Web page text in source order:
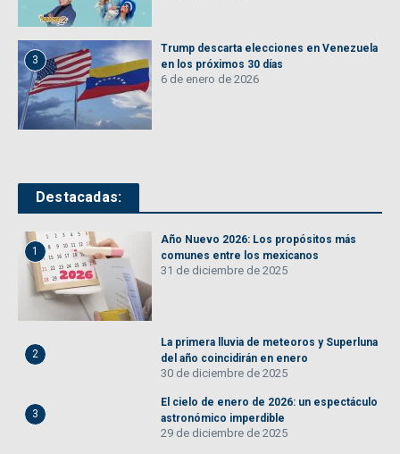
3
Trump descarta elecciones en Venezuela
en los próximos 30 días
6 de enero de 2026
Destacadas:
1
Año Nuevo 2026: Los propósitos más
comunes entre los mexicanos
31 de diciembre de 2025
2
La primera lluvia de meteoros y Superluna
del año coincidirán en enero
30 de diciembre de 2025
3
El cielo de enero de 2026: un espectáculo
astronómico imperdible
29 de diciembre de 2025